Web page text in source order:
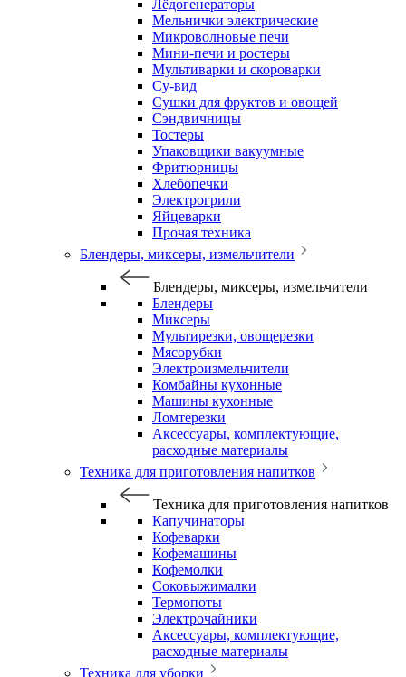
Лёдогенераторы
Мельнички электрические
Микроволновые печи
Мини-печи и ростеры
Мультиварки и скороварки
Су-вид
Сушки для фруктов и овощей
Сэндвичницы
Тостеры
Упаковщики вакуумные
Фритюрницы
Хлебопечки
Электрогрили
Яйцеварки
Прочая техника
Блендеры, миксеры, измельчители
Блендеры, миксеры, измельчители
Блендеры
Миксеры
Мультирезки, овощерезки
Мясорубки
Электроизмельчители
Комбайны кухонные
Машины кухонные
Ломтерезки
Аксессуары, комплектующие,
расходные материалы
Техника для приготовления напитков
Техника для приготовления напитков
Капучинаторы
Кофеварки
Кофемашины
Кофемолки
Соковыжималки
Термопоты
Электрочайники
Аксессуары, комплектующие,
расходные материалы
Техника для уборки